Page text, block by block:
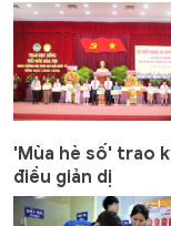
'Mùa hè số' trao
điều giản dị